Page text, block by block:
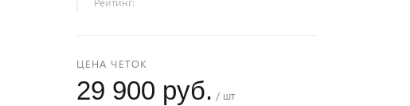
ЦЕНА ЧЕТОК
29 900 руб. / шт